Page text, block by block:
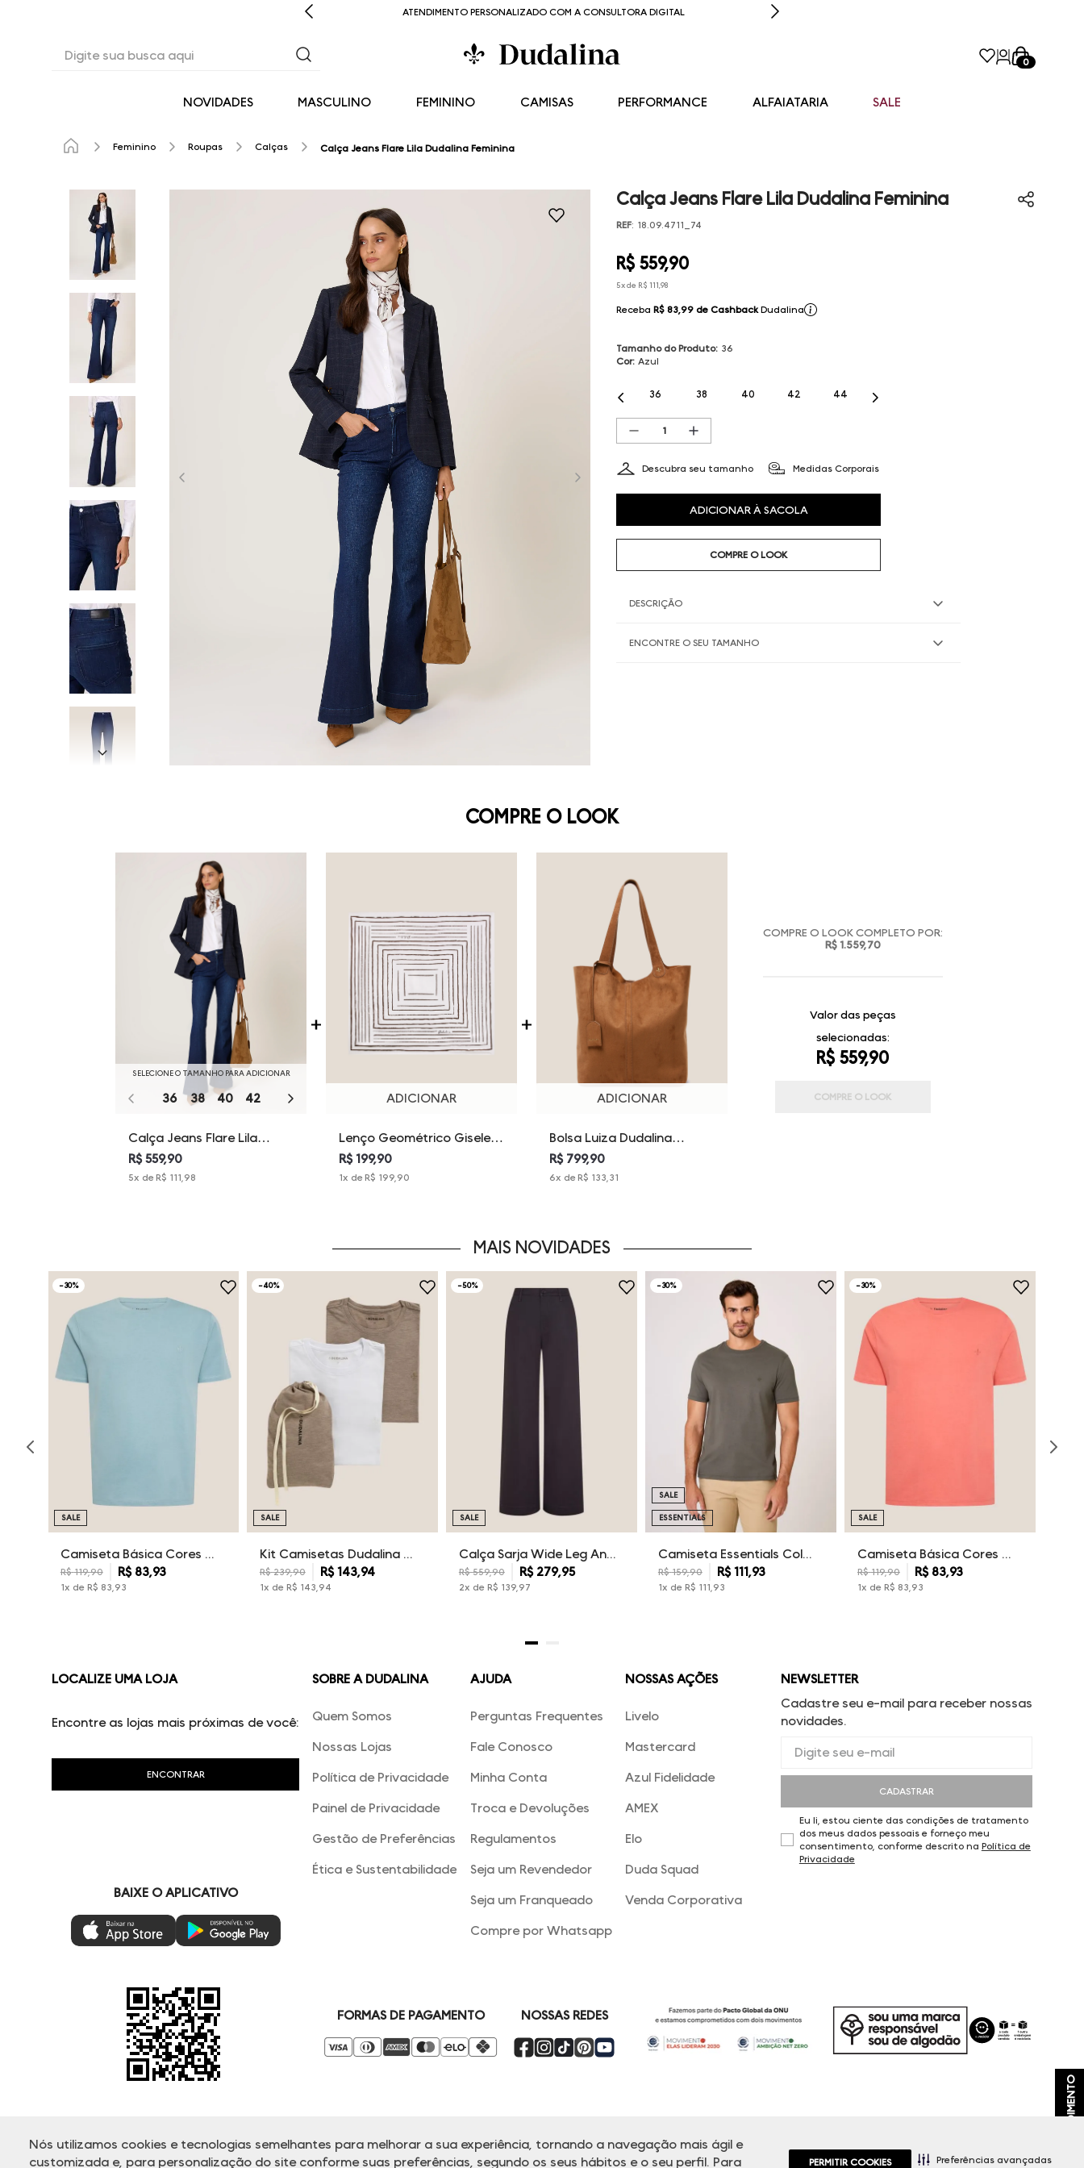
Nós utilizamos cookies e tecnologias semelhantes para melhorar a sua experiência, tornando a navegação mais ágil e
customizada e, para personalização do site conforme suas preferências, segundo os seus hábitos e o seu perfil. Para
PERMITIR COOKIES Preferências avançadas
ATENDIMENTO PERSONALIZADO COM A CONSULTORA DIGITAL
0
NOVIDADES MASCULINO FEMININO CAMISAS PERFORMANCE ALFAIATARIA SALE
ATENDIMENTO
Feminino Roupas Calças Calça Jeans Flare Lila Dudalina Feminina
Calça Jeans Flare Lila Dudalina Feminina
REF: 18.09.4711_74
R$ 559,90
5x de R$ 111,98
Receba R$ 83,99 de Cashback Dudalina
Tamanho do Produto: 36
Cor: Azul
36 38 40 42 44
Descubra seu tamanho Medidas Corporais
ADICIONAR À SACOLA
COMPRE O LOOK
DESCRIÇÃO
ENCONTRE O SEU TAMANHO
COMPRE O LOOK
SELECIONE O TAMANHO PARA ADICIONAR
36 38 40 42 44
Calça Jeans Flare Lila
Dudalina Feminina
R$ 559,90
5x de R$ 111,98
ADICIONAR
Lenço Geométrico Gisele
Dudalina Feminina
R$ 199,90
1x de R$ 199,90
ADICIONAR
Bolsa Luiza Dudalina
Feminina
R$ 799,90
6x de R$ 133,31
COMPRE O LOOK COMPLETO POR:
R$ 1.559,70
Valor das peças
selecionadas:
R$ 559,90
COMPRE O LOOK
MAIS NOVIDADES
-30%
Camiseta Básica Cores Dudalina Masculina
R$ 119,90 R$ 83,93
1x de R$ 83 93
SALE
-40%
Kit Camisetas Dudalina Masculina
R$ 239,90 R$ 143,94
1x de R$ 143 94
SALE
-50%
Calça Sarja Wide Leg Ana Dudalina Feminina
R$ 559,90 R$ 279,95
2x de R$ 139, 97
SALE
-30%
Camiseta Essentials Color Dudalina Masculina
R$ 159,90 R$111,93
1x de R$ 111 93
SALE
ESSENTIALS
-30%
Camiseta Básica Cores Dudalina Masculina
R$ 119,90 R$ 83,93
1x de R$ 83 93
SALE
LOCALIZE UMA LOJA
Encontre as lojas mais próximas de você:
BAIXE O APLICATIVO
SOBRE A DUDALINA
Quem Somos
Nossas Lojas
Política de Privacidade
Painel de Privacidade
Gestão de Preferências
Ética e Sustentabilidade
AJUDA
Perguntas Frequentes
Fale Conosco
Minha Conta
Troca e Devoluções
Regulamentos
Seja um Revendedor
Seja um Franqueado
Compre por Whatsapp
NOSSAS AÇÕES
Livelo
Mastercard
Azul Fidelidade
AMEX
Elo
Duda Squad
Venda Corporativa
NEWSLETTER
Cadastre seu e-mail para receber nossas
novidades.
CADASTRAR
Eu li, estou ciente das condições de tratamento
dos meus dados pessoais e forneço meu
consentimento, conforme descrito na Política de
Privacidade
FORMAS DE PAGAMENTO NOSSAS REDES
© Copyright 2000-2025 - Todos os direitos reservados. A Dudalina reserva-se no direito de corrigir ou alterar informações como: preços, promoções e disponibilidade de estoque a qualquer momento.
Em caso de dúvidas:
0800 770 5510.